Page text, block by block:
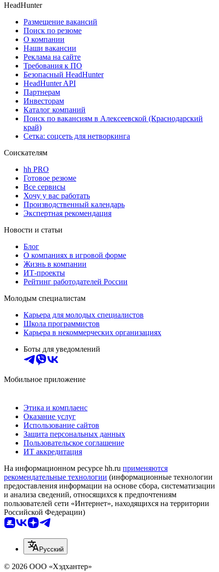
HeadHunter
Размещение вакансий
Поиск по резюме
О компании
Наши вакансии
Реклама на сайте
Требования к ПО
Безопасный HeadHunter
HeadHunter API
Партнерам
Инвесторам
Каталог компаний
Поиск по вакансиям в Алексеевской (Краснодарский
край)
Сетка: соцсеть для нетворкинга
Соискателям
hh PRO
Готовое резюме
Все сервисы
Хочу у вас работать
Производственный календарь
Экспертная рекомендация
Новости и статьи
Блог
О компаниях в игровой форме
Жизнь в компании
ИТ-проекты
Рейтинг работодателей России
Молодым специалистам
Карьера для молодых специалистов
Школа программистов
Карьера в некоммерческих организациях
Боты для уведомлений
Мобильное приложение
Этика и комплаенс
Оказание услуг
Использование сайтов
Защита персональных данных
Пользовательское соглашение
ИТ аккредитация
На информационном ресурсе hh.ru применяются
рекомендательные технологии (информационные технологии
предоставления информации на основе сбора, систематизации
и анализа сведений, относящихся к предпочтениям
пользователей сети «Интернет», находящихся на территории
Российской Федерации)
Русский
© 2026 ООО «Хэдхантер»